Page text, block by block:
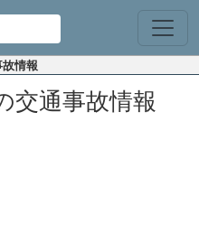
情報
交通事故情報